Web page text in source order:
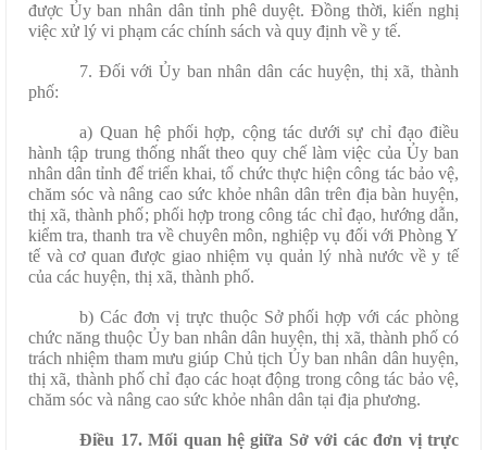
được Ủy ban nhân dân tỉnh phê duyệt. Đồng thời, kiến nghị
việc xử lý vi phạm các chính sách và quy định về y tế.
7. Đối với Ủy ban nhân dân các huyện, thị xã, thành
phố:
a) Quan hệ phối hợp, cộng tác dưới sự chỉ đạo điều
hành tập trung thống nhất theo quy chế làm việc của Ủy ban
nhân dân tỉnh để triển khai, tổ chức thực hiện công tác bảo vệ,
chăm sóc và nâng cao sức khỏe nhân dân trên địa bàn huyện,
thị xã, thành phố; phối hợp trong công tác chỉ đạo, hướng dẫn,
kiểm tra, thanh tra về chuyên môn, nghiệp vụ đối với Phòng Y
tế và cơ quan được giao nhiệm vụ quản lý nhà nước về y tế
của các huyện, thị xã, thành phố.
b) Các đơn vị trực thuộc Sở phối hợp với các phòng
chức năng thuộc Ủy ban nhân dân huyện, thị xã, thành phố có
trách nhiệm tham mưu giúp Chủ tịch Ủy ban nhân dân huyện,
thị xã, thành phố chỉ đạo các hoạt động trong công tác bảo vệ,
chăm sóc và nâng cao sức khỏe nhân dân tại địa phương.
Điều 17. Mối quan hệ giữa Sở với các đơn vị trực